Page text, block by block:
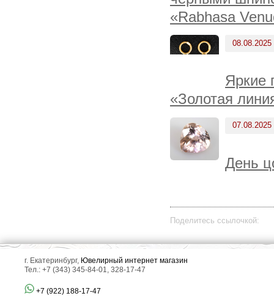
«Rabhasa
08.08.2025
Яркие
«Золотая
07.08.2025
День
Поделитесь ссылочкой:
г. Екатеринбург, Ювелирный интернет магазин
Тел.: +7 (343) 345-84-01, 328-17-47
+7 (922) 188-17-47